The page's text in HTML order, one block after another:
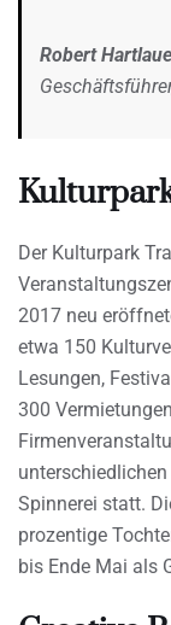
Robert
Der Kulturpark
2017 neu
etwa 150
Lesungen,
300
Spinnerei statt.
prozentige
bis Ende Mai als